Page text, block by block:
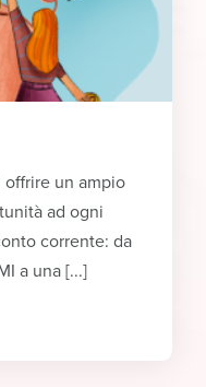
offrire un ampio
ad ogni
corrente: da
a una [...]